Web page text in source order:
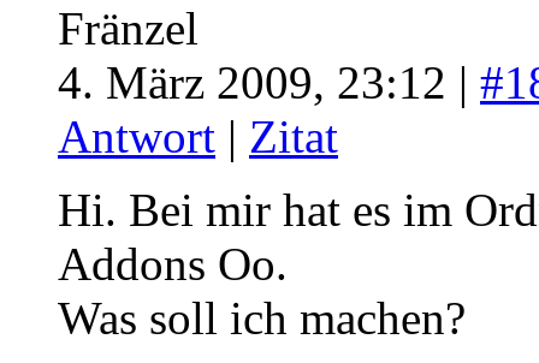
Fränzel
4. März 2009, 23:12 |
Antwort | Zitat
Hi. Bei mir hat es im
Addons Oo.
Was soll ich machen?